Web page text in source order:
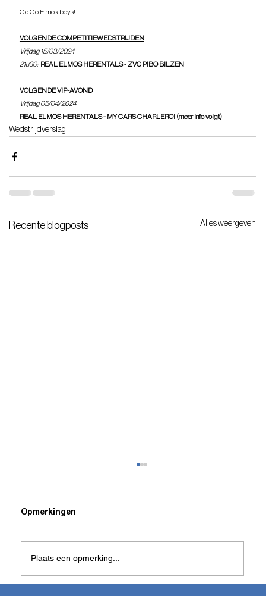
Go Go Elmos-boys!
VOLGENDE COMPETITIEWEDSTRIJDEN
Vrijdag 15/03/2024
21u30: REAL ELMOS HERENTALS - ZVC PIBO BILZEN
VOLGENDE VIP-AVOND
Vrijdag 05/04/2024
REAL ELMOS HERENTALS - MY CARS CHARLEROI (meer info volgt)
Wedstrijdverslag
Recente blogposts Alles weergeven
Opmerkingen
Plaats een opmerking...